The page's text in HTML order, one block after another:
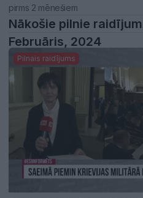
pirms 2 mēnešiem
Nākošie pilnie
Februāris, 2024
Pilnais raidījums